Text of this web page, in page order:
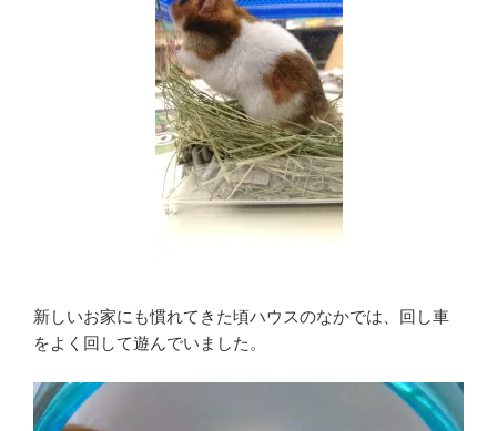
新しいお家にも慣れてきた頃ハウスのなかでは、回し車
をよく回して遊んでいました。
動
画